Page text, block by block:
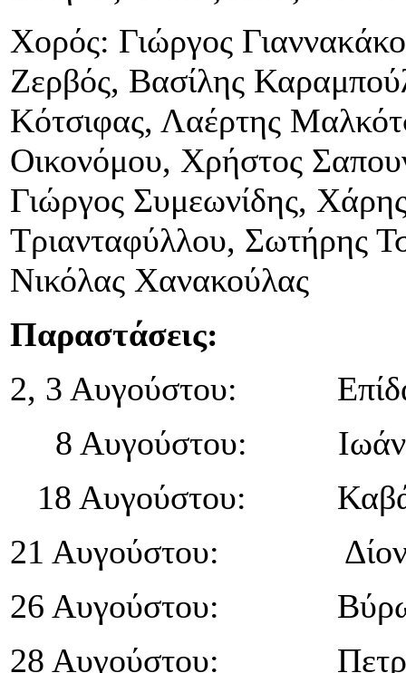
Χορός: Γιώργος
Ζερβός, Βασίλης
Κότσιφας, Λαέρτης
Οικονόμου, Χρήστος
Γιώργος Συμεωνίδης,
Τριανταφύλλου, Σωτήρης
Νικόλας Χανακούλας
Παραστάσεις:
2, 3 Αυγούστου:
8 Αυγούστου:
18 Αυγούστου:
21 Αυγούστου:
26 Αυγούστου:
28 Αυγούστου: